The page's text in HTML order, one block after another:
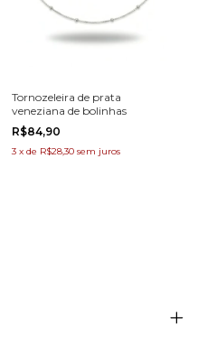
Tornozeleira de prata
veneziana de bolinhas
R$84,90
3 x de R$28,30 sem juros